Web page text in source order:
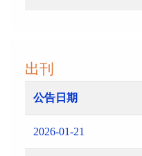
出刊
公告日期
2026-01-21